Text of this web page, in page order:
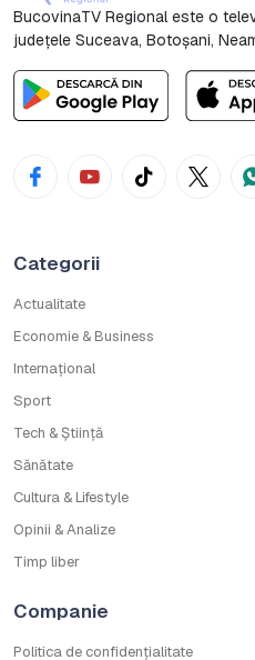
BucovinaTV Regional este o
județele Suceava, Botoşani,
Categorii
Actualitate
Economie & Business
Internațional
Sport
Tech & Știință
Sănătate
Cultura & Lifestyle
Opinii & Analize
Timp liber
Companie
Politica de confidențialitate